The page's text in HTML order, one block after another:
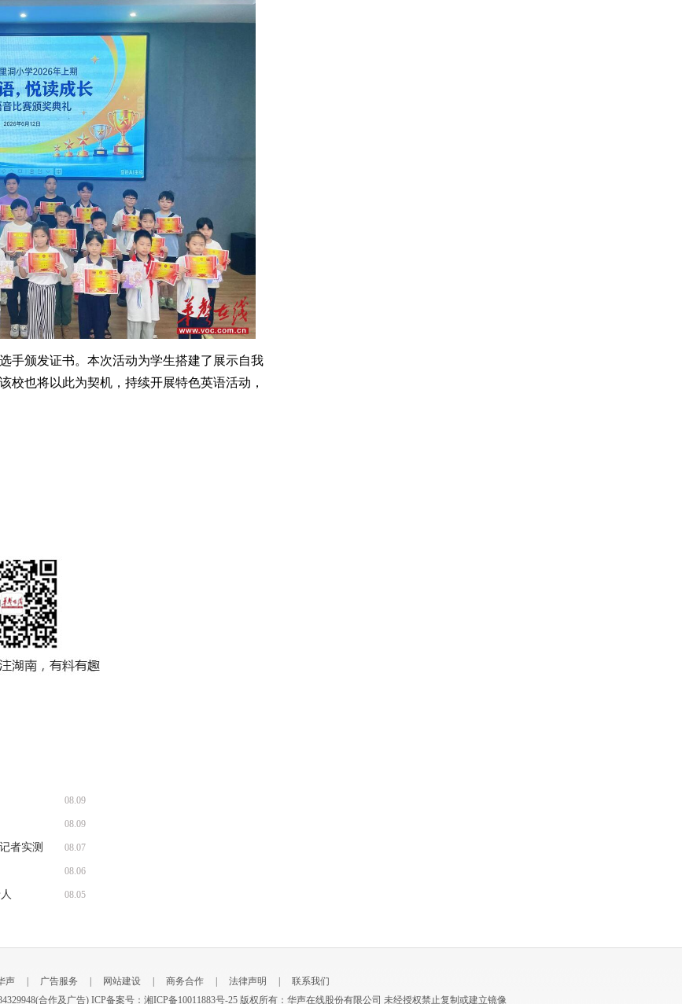
手颁发证书。本次活动为学生搭建了展示自我
校也将以此为契机，持续开展特色英语活动，
08.09
08.09
者实测
08.07
08.06
08.05
声 广告服务 网站建设 商务合作 法律声明
联系我们
合作及广告) ICP备案号： 湘ICP备10011883号-25版权所有：华声在线股份有限公司 未经授权禁止复制或建立镜像